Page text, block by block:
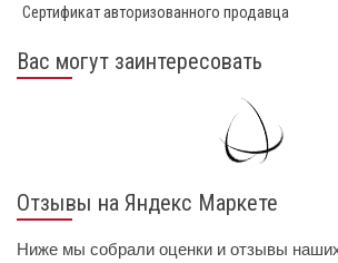
Сертификат авторизованного продавца
Вас могут заинтересовать
Отзывы на Яндекс Маркете
Ниже мы собрали оценки и отзывы